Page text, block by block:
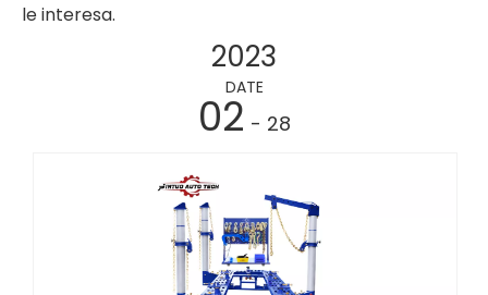
le interesa.
2023
DATE
02 - 28